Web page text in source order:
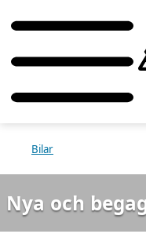
Bilar
Nya och